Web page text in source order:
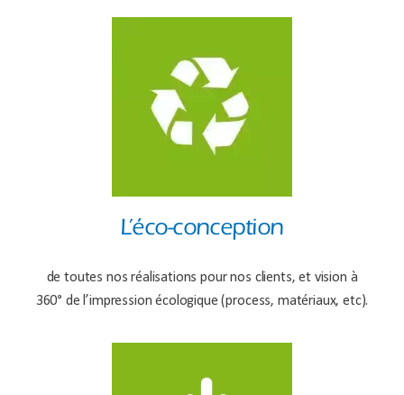
L’éco-conception
de toutes nos réalisations pour nos clients, et vision à
360° de l’impression écologique (process, matériaux, etc).